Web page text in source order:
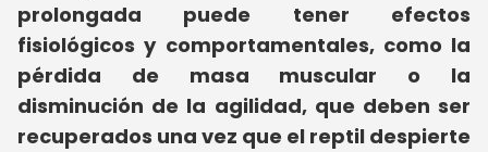
prolongada puede tener efectos
fisiológicos y comportamentales, como la
pérdida de masa muscular o la
disminución de la agilidad, que deben ser
recuperados una vez que el reptil despierte